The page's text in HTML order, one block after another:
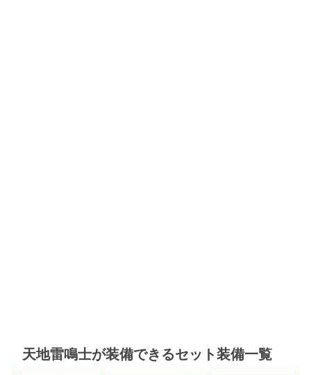
天地雷鳴士が装備できるセット装備一覧